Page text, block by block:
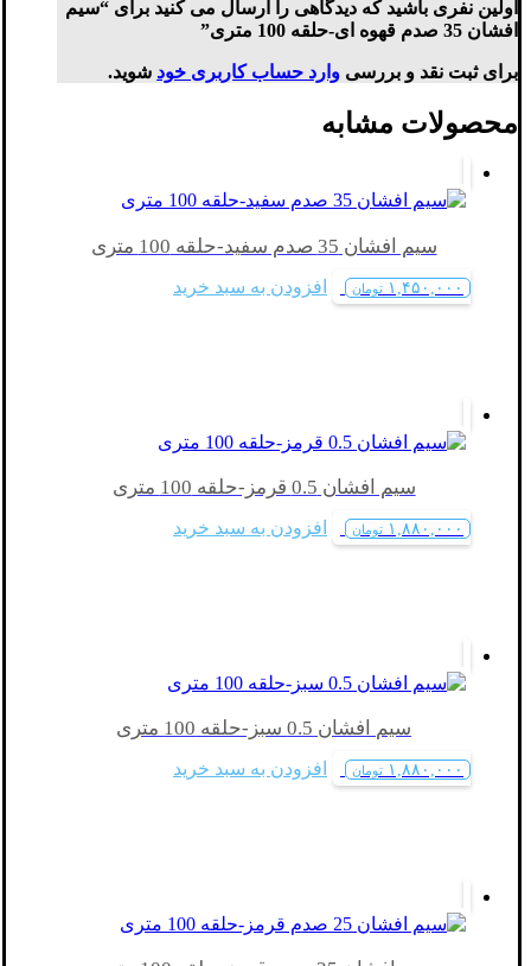
اولین نفری باشید که دیدگاهی را ارسال می کنید برای “سیم
افشان 35 صدم قهوه ای-حلقه 100 متری”
برای ثبت نقد و بررسی وارد حساب کاربری خود شوید.
محصولات مشابه
سیم افشان 35 صدم سفید-حلقه 100 متری
۱,۴۵۰,۰۰۰ تومان افزودن به سبد خرید
سیم افشان 0.5 قرمز-حلقه 100 متری
۱,۸۸۰,۰۰۰ تومان افزودن به سبد خرید
سیم افشان 0.5 سبز-حلقه 100 متری
۱,۸۸۰,۰۰۰ تومان افزودن به سبد خرید